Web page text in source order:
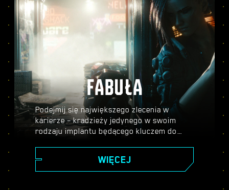
FABUŁA
Podejmij się największego zlecenia w
karierze – kradzieży jedynego w swoim
rodzaju implantu będącego kluczem do
historię kształtują twoje decyzje. Wykonuj
różne zadania, by piąć się po szczeblach
WIĘCEJ